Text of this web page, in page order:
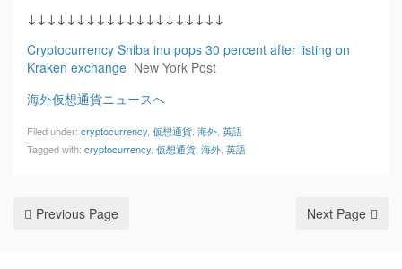
↓↓↓↓↓↓↓↓↓↓↓↓↓↓↓↓↓↓↓↓
Cryptocurrency Shiba inu pops 30 percent after listing on
Kraken exchange New York Post
海外仮想通貨ニュースへ
Filed under: cryptocurrency 仮想通貨 海外 英語
Tagged with: cryptocurrency 仮想通貨 海外 英語
Previous Page Next Page